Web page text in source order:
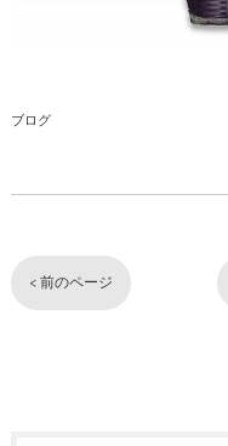
ブログ
< 前のページ